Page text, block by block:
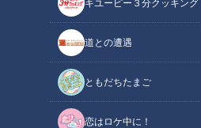
キユーピー３分クッキング
道との遭遇
ともだちたまご
恋はロケ中に！
見た目が変わってしまう魚鱗癬の症状
期配信型ドキュメンタリー「ピエロと呼
この記事の画像（全1枚）